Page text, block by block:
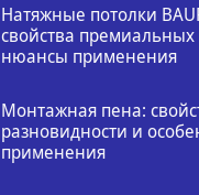
Натяжные потолки
свойства премиальных
нюансы применения
Монтажная пена:
разновидности и
применения